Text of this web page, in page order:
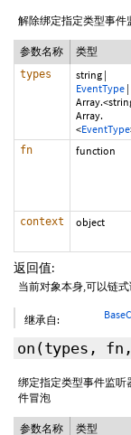
解除绑定指定类型事件
参数名称 类型
types string |
EventType |
Array.
<EventType
fn function
context object
返回值:
当前对象本身,可以链式
继承自:
on (types,
绑定指定类型事件监听
件冒泡
参数名称 类型